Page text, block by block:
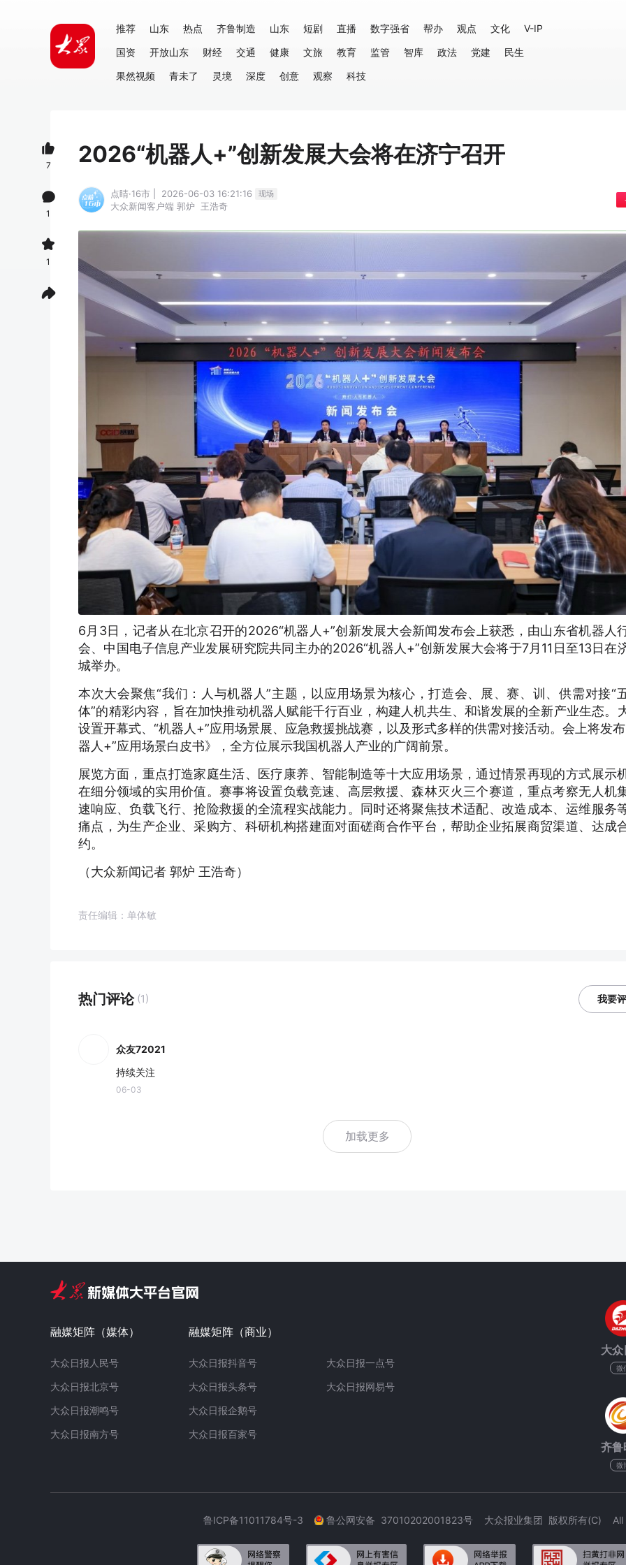
推荐 山东 热点 齐鲁制造 山东 短剧 直播 数字强省 帮办 观点 文化
V-IP
国资
开放山东 财经 交通 健康 文旅 教育 监管 智库 政法 党建
民生
果然视频
青未了 灵境 深度 创意 观察 科技
2026“机器人+”创新发展大会将在济宁召开
点睛·16市 | 2026-06-03 16:21:16 现场
大众新闻客户端 郭炉 王浩奇
6月3日，记者从在北京召开的2026“机器人+”创新发展大会新闻发布会上获悉，由山东省机器人
会、中国电子信息产业发展研究院共同主办的2026“机器人+”创新发展大会将于7月11日至13日在
城举办。
本次大会聚焦“我们：人与机器人”主题，以应用场景为核心，打造会、展、赛、训、供需对接“
体”的精彩内容，旨在加快推动机器人赋能千行百业，构建人机共生、和谐发展的全新产业生态。
设置开幕式、“机器人+”应用场景展、应急救援挑战赛，以及形式多样的供需对接活动。会上将发
器人+”应用场景白皮书》，全方位展示我国机器人产业的广阔前景。
展览方面，重点打造家庭生活、医疗康养、智能制造等十大应用场景，通过情景再现的方式展示
在细分领域的实用价值。赛事将设置负载竞速、高层救援、森林灭火三个赛道，重点考察无人机
速响应、负载飞行、抢险救援的全流程实战能力。同时还将聚焦技术适配、改造成本、运维服务
痛点，为生产企业、采购方、科研机构搭建面对面磋商合作平台，帮助企业拓展商贸渠道、达成
约。
（大众新闻记者 郭炉 王浩奇）
责任编辑：单体敏
热门评论 (1) 我要
众友72021
持续关注
06-03
加载更多
7
1
1
融媒矩阵（媒体）
大众日报人民号
大众日报北京号
大众日报潮鸣号
大众日报南方号
融媒矩阵（商业）
大众日报抖音号
大众日报头条号
大众日报企鹅号
大众日报百家号
大众日报一点号
大众日报网易号
大
微
齐鲁
微
鲁ICP备11011784号-3 鲁公网安备 37010202001823号 大众报业集团 版权所有(C)